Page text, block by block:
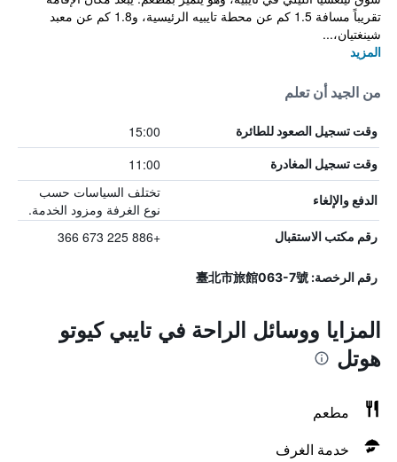
تقريباً مسافة 1.5 كم عن محطة تايبيه الرئيسية، و1.8 كم عن معبد
شينغتيان،...
المزيد
من الجيد أن تعلم
وقت تسجيل الصعود للطائرة 15:00
وقت تسجيل المغادرة 11:00
الدفع والإلغاء
تختلف السياسات حسب
نوع الغرفة ومزود الخدمة.
رقم مكتب الاستقبال +886 225 673 366
رقم الرخصة: 臺北市旅館063-7號
المزايا ووسائل الراحة في تايبي كيوتو
هوتل
مطعم
خدمة الغرف